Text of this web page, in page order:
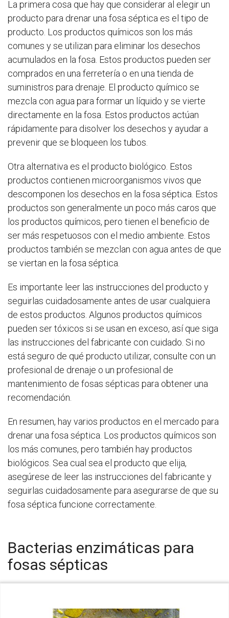
La primera cosa que hay que considerar al elegir un
producto para drenar una fosa séptica es el tipo de
producto. Los productos químicos son los más
comunes y se utilizan para eliminar los desechos
acumulados en la fosa. Estos productos pueden ser
comprados en una ferretería o en una tienda de
suministros para drenaje. El producto químico se
mezcla con agua para formar un líquido y se vierte
directamente en la fosa. Estos productos actúan
rápidamente para disolver los desechos y ayudar a
prevenir que se bloqueen los tubos.
Otra alternativa es el producto biológico. Estos
productos contienen microorganismos vivos que
descomponen los desechos en la fosa séptica. Estos
productos son generalmente un poco más caros que
los productos químicos, pero tienen el beneficio de
ser más respetuosos con el medio ambiente. Estos
productos también se mezclan con agua antes de que
se viertan en la fosa séptica.
Es importante leer las instrucciones del producto y
seguirlas cuidadosamente antes de usar cualquiera
de estos productos. Algunos productos químicos
pueden ser tóxicos si se usan en exceso, así que siga
las instrucciones del fabricante con cuidado. Si no
está seguro de qué producto utilizar, consulte con un
profesional de drenaje o un profesional de
mantenimiento de fosas sépticas para obtener una
recomendación.
En resumen, hay varios productos en el mercado para
drenar una fosa séptica. Los productos químicos son
los más comunes, pero también hay productos
biológicos. Sea cual sea el producto que elija,
asegúrese de leer las instrucciones del fabricante y
seguirlas cuidadosamente para asegurarse de que su
fosa séptica funcione correctamente.
Bacterias enzimáticas para
fosas sépticas